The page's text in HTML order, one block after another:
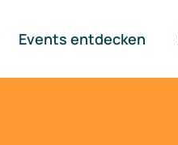
Events entdecken